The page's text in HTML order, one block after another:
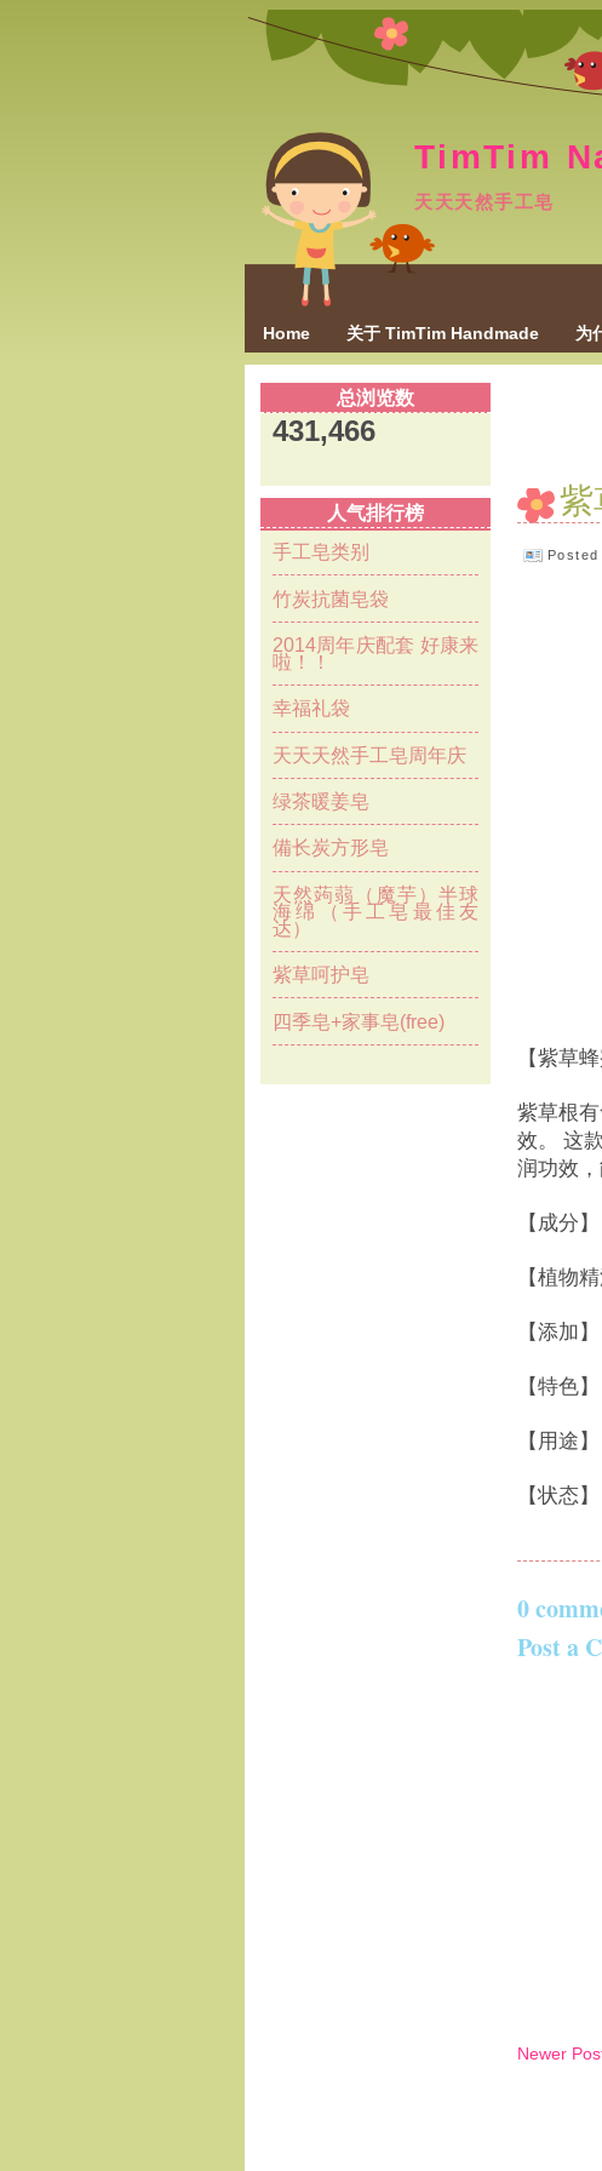
TimTim
天天天然手工皂
Home 关于 TimTim Handmade 为
总浏览数
431,466
人气排行榜
手工皂类别
竹炭抗菌皂袋
2014周年庆配套 好康来
啦！！
幸福礼袋
天天天然手工皂周年庆
绿茶暖姜皂
備长炭方形皂
天然蒟蒻（魔芋）半球
海绵（手工皂最佳友
达）
紫草呵护皂
四季皂+家事皂(free)
【紫草
紫草根
效。 这
润功效，
【成分
【植物
【添加
【特色
【用途
【状态
0
Post a
Newer